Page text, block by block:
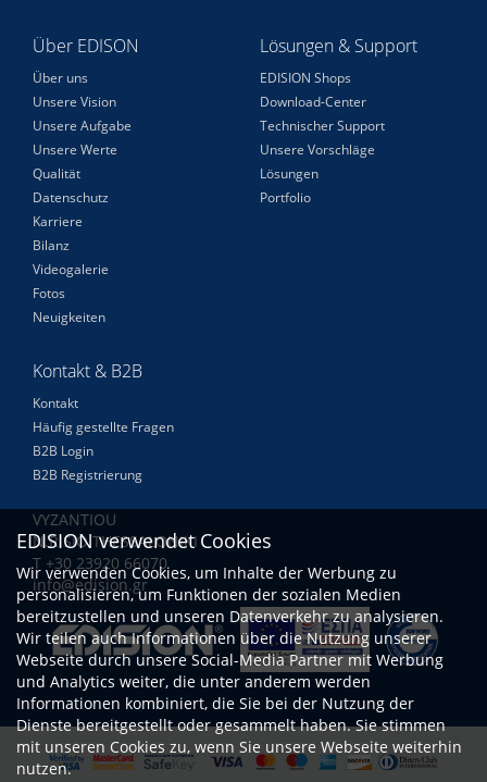
Über EDISON
Über uns
Unsere Vision
Unsere Aufgabe
Unsere Werte
Qualität
Datenschutz
Karriere
Bilanz
Videogalerie
Fotos
Neuigkeiten
Lösungen & Support
EDISION Shops
Download-Center
Technischer Support
Unsere Vorschläge
Lösungen
Portfolio
Kontakt & B2B
Kontakt
Häufig gestellte Fragen
B2B Login
B2B Registrierung
VYZANTIOU
N.RISIO THESSALONIKI
Τ +30 23920 66070
info@edision.gr
EDISION verwendet Cookies
Wir verwenden Cookies, um Inhalte der Werbung zu
personalisieren, um Funktionen der sozialen Medien
bereitzustellen und unseren Datenverkehr zu analysieren.
Wir teilen auch Informationen über die Nutzung unserer
Webseite durch unsere Social-Media Partner mit Werbung
und Analytics weiter, die unter anderem werden
Informationen kombiniert, die Sie bei der Nutzung der
Dienste bereitgestellt oder gesammelt haben. Sie stimmen
mit unseren Cookies zu, wenn Sie unsere Webseite weiterhin
nutzen.